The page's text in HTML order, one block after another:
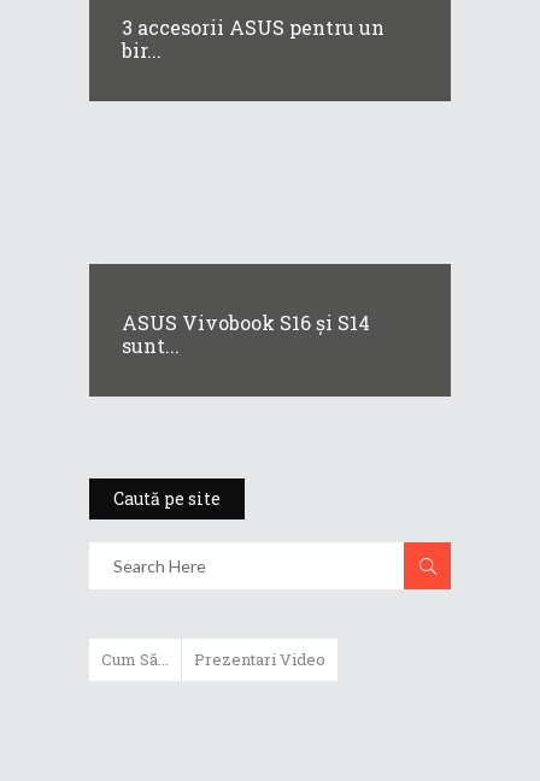
3 accesorii ASUS pentru un
bir...
ASUS Vivobook S16 și S14
sunt...
Caută pe site
Cum Să... Prezentari Video